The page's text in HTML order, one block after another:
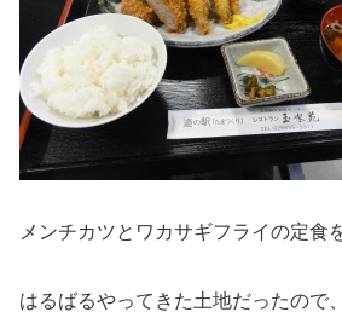
メンチカツとワカサギフライの定食
はるばるやってきた土地だったので、